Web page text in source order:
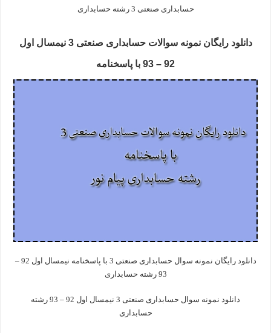
حسابداری صنعتی 3 رشته حسابداری
دانلود رایگان نمونه سوالات حسابداری صنعتی 3 نیمسال اول
92 – 93 با پاسخنامه
دانلود رایگان نمونه سوال حسابداری صنعتی 3 با پاسخنامه نیمسال اول 92 –
93 رشته حسابداری
دانلود نمونه سوال حسابداری صنعتی 3 نیمسال اول 92 – 93 رشته
حسابداری